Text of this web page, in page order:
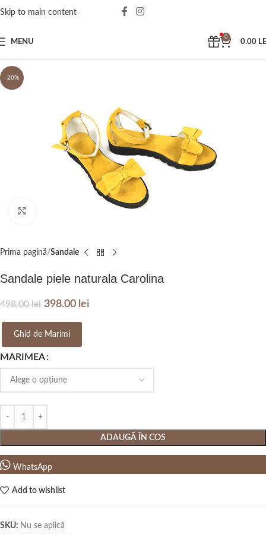
Skip to main content
MENU
0
0.00
-20%
Prima pagină Sandale
Sandale piele naturala Carolina
498.00lei 398.00 lei
Ghid de Marimi
MARIMEA
ADAUGĂ ÎN COȘ
WhatsApp
Add to wishlist
SKU: Nu se aplică